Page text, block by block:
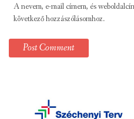
A nevem, e-mail címem, és
következő hozzászólásomhoz.